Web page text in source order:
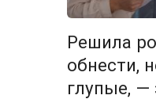
Решила
обнести,
глупые, —